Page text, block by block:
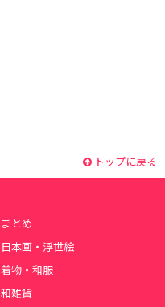
トップに戻る
まとめ
日本画・浮世絵
着物・和服
和雑貨